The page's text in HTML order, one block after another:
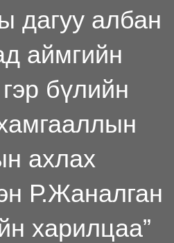
дагуу албан
аймгийн
бүлийн
ахлах
Р.Жаналган
харилцаа”